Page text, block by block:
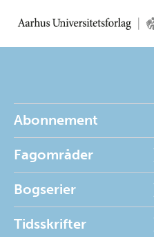
Abonnement
Fagområder
Bogserier
Tidsskrifter